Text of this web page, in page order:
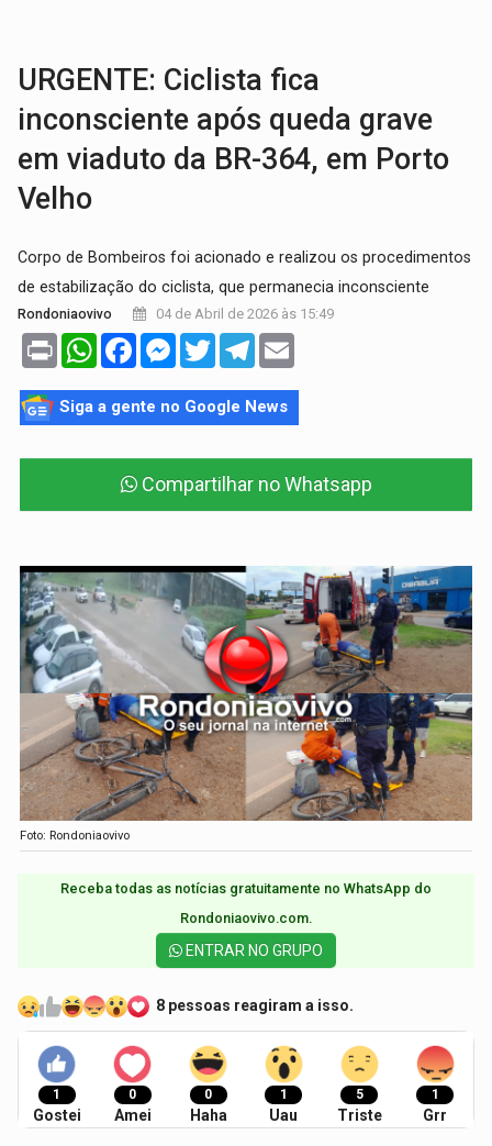
URGENTE: Ciclista fica
inconsciente após queda grave
em viaduto da BR-364, em Porto
Velho
Corpo de Bombeiros foi acionado e realizou os procedimentos
de estabilização do ciclista, que permanecia inconsciente
Rondoniaovivo 04 de Abril de 2026 às 15:49
Print WhatsAppFacebookMessenger
TwitterTelegram
Siga a gente no Google News
Compartilhar no Whatsapp
Foto: Rondoniaovivo
Receba todas as notícias gratuitamente no WhatsApp do
Rondoniaovivo.com.​
ENTRAR NO GRUPO
8 pessoas reagiram a isso.
1
Gostei
0
Amei
0
Haha
1
Uau
5
Triste
1
Grr